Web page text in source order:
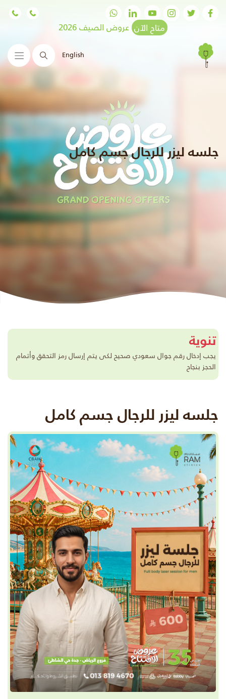
متاح الآن عروض الصيف 2026
English البحث
جلسه ليزر للرجال جسم كامل
تنوية
يجب إدخال رقم جوال سعودي صحيح لكى يتم إرسال رمز التحقق وأتمام
الحجز بنجاح
جلسه ليزر للرجال جسم كامل